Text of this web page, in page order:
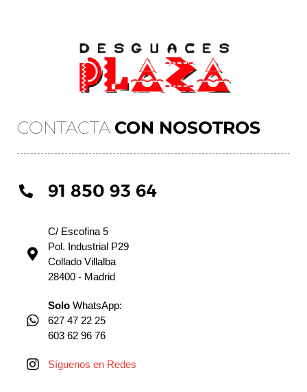
CONTACTA CON NOSOTROS
91 850 93 64
C/ Escofina 5
Pol. Industrial P29
Collado Villalba
28400 - Madrid
Solo WhatsApp:
627 47 22 25
603 62 96 76
Síguenos en Redes